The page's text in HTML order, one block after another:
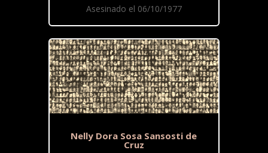
Asesinado el 06/10/1977
Nelly Dora Sosa Sansosti de
Cruz